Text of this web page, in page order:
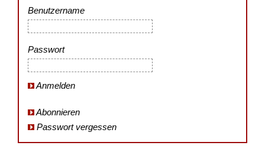
Benutzername
Passwort
Anmelden
Abonnieren
Passwort vergessen